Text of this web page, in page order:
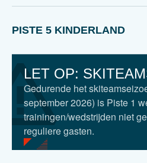
PISTE 5 KINDERLAND
LET OP:
Gedurende het
september 2026) is Piste 1
trainingen/wedstrijden niet
reguliere gasten.